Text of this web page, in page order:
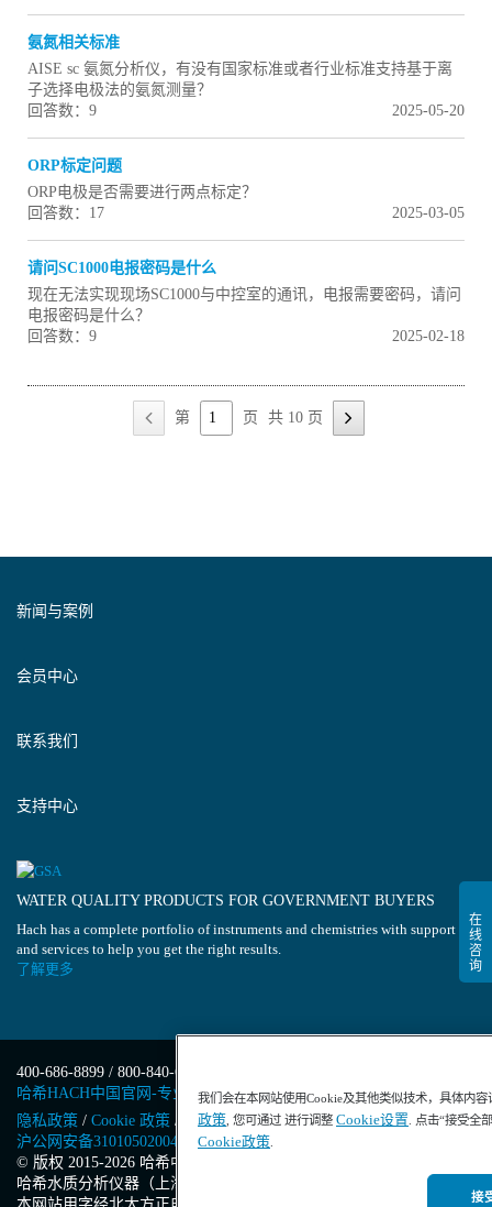
氨氮相关标准
AISE sc 氨氮分析仪，有没有国家标准或者行业标准支持基于离
子选择电极法的氨氮测量？
2025-05-20
回答数：9
ORP标定问题
ORP电极是否需要进行两点标定？
2025-03-05
回答数：17
请问SC1000电报密码是什么
现在无法实现现场SC1000与中控室的通讯，电报需要密码，请问
电报密码是什么？
2025-02-18
回答数：9
第 页 共 10 页
新闻与案例
会员中心
联系我们
支持中心
WATER QUALITY PRODUCTS FOR GOVERNMENT BUYERS
Hach has a complete portfolio of instruments and chemistries with support
and services to help you get the right results.
了解更多
400-686-8899 / 800-840-6026
哈希HACH中国官网-专业水质分析仪器
隐私政策 / Cookie 政策 / Cookie 设置/沪ICP备13034148号-4/
沪公网安备31010502004971号/沪(浦)应急管危经许[2023]201871
© 版权 2015-2026 哈希中国版权所有
哈希水质分析仪器（上海）有限公司
我们会在本网站使用Cookie及其他类似技术，具体内
政策, 您可通过 进行调整 Cookie设置. 点击“接受全
Cookie政策.
接